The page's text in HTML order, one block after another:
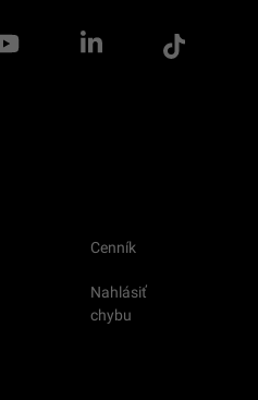
Cenník
Nahlásiť
chybu